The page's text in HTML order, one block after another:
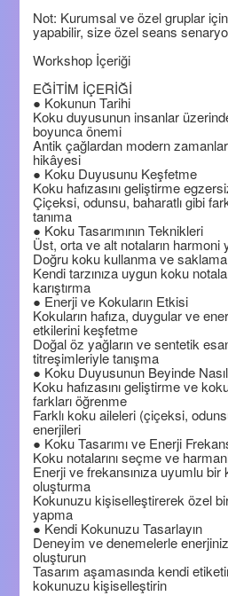
Not: Kurumsal ve özel gruplar
yapabilir, size özel seans
Workshop İçeriği
EĞİTİM İÇERİĞİ
● Kokunun Tarihi
Koku duyusunun insanlar
boyunca önemi
Antik çağlardan modern
hikâyesi
● Koku Duyusunu Keşfetme
Koku hafızasını geliştirme
Çiçeksi, odunsu, baharatlı gibi
tanıma
● Koku Tasarımının Teknikleri
Üst, orta ve alt notaların harmoni
Doğru koku kullanma ve saklama
Kendi tarzınıza uygun koku
karıştırma
● Enerji ve Kokuların Etkisi
Kokuların hafıza, duygular ve
etkilerini keşfetme
Doğal öz yağların ve sentetik
titreşimleriyle tanışma
● Koku Duyusunun Beyinde Nasıl
Koku hafızasını geliştirme ve
farkları öğrenme
Farklı koku aileleri (çiçeksi,
enerjileri
● Koku Tasarımı ve Enerji
Koku notalarını seçme ve
Enerji ve frekansınıza uyumlu
oluşturma
Kokunuzu kişiselleştirerek özel
yapma
● Kendi Kokunuzu Tasarlayın
Deneyim ve denemelerle
oluşturun
Tasarım aşamasında kendi
kokunuzu kişiselleştirin